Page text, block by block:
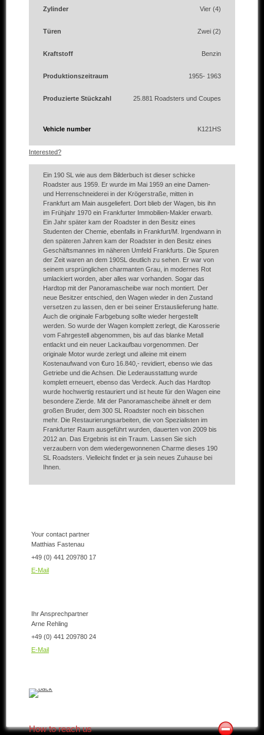
Zylinder Vier (4)
Türen Zwei (2)
Kraftstoff Benzin
Produktionszeitraum 1955- 1963
Produzierte Stückzahl 25.881 Roadsters und Coupes
Vehicle number K121HS
Interested?
Ein 190 SL wie aus dem Bilderbuch ist dieser schicke
Roadster aus 1959. Er wurde im Mai 1959 an eine Damen-
und Herrenschneiderei in der Krögerstraße, mitten in
Frankfurt am Main ausgeliefert. Dort blieb der Wagen, bis ihn
im Frühjahr 1970 ein Frankfurter Immobilien-Makler erwarb.
Ein Jahr später kam der Roadster in den Besitz eines
Studenten der Chemie, ebenfalls in Frankfurt/M. Irgendwann in
den späteren Jahren kam der Roadster in den Besitz eines
Geschäftsmannes im näheren Umfeld Frankfurts. Die Spuren
der Zeit waren an dem 190SL deutlich zu sehen. Er war von
seinem ursprünglichen charmanten Grau, in modernes Rot
umlackiert worden, aber alles war vorhanden. Sogar das
Hardtop mit der Panoramascheibe war noch montiert. Der
neue Besitzer entschied, den Wagen wieder in den Zustand
versetzen zu lassen, den er bei seiner Erstauslieferung hatte.
Auch die originale Farbgebung sollte wieder hergestellt
werden. So wurde der Wagen komplett zerlegt, die Karosserie
vom Fahrgestell abgenommen, bis auf das blanke Metall
entlackt und ein neuer Lackaufbau vorgenommen. Der
originale Motor wurde zerlegt und alleine mit einem
Kostenaufwand von €uro 16.840,- revidiert, ebenso wie das
Getriebe und die Achsen. Die Lederausstattung wurde
komplett erneuert, ebenso das Verdeck. Auch das Hardtop
wurde hochwertig restauriert und ist heute für den Wagen eine
besondere Zierde. Mit der Panoramascheibe ähnelt er dem
großen Bruder, dem 300 SL Roadster noch ein bisschen
mehr. Die Restaurierungsarbeiten, die von Spezialisten im
Frankfurter Raum ausgeführt wurden, dauerten von 2009 bis
2012 an. Das Ergebnis ist ein Traum. Lassen Sie sich
verzaubern von dem wiedergewonnenen Charme dieses 190
SL Roadsters. Vielleicht findet er ja sein neues Zuhause bei
Ihnen.
Your contact partner
Matthias Fastenau
+49 (0) 441 209780 17
E-Mail
Ihr Ansprechpartner
Arne Rehling
+49 (0) 441 209780 24
E-Mail
How to reach us